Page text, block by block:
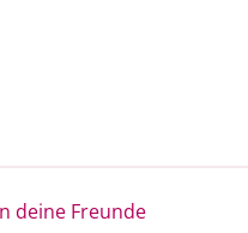
deine Freunde